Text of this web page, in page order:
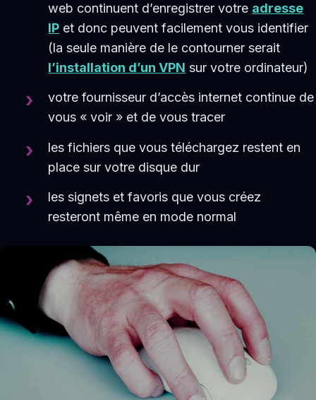
web continuent d’enregistrer votre adresse
IP et donc peuvent facilement vous identifier
(la seule manière de le contourner serait
l’installation d’un VPN sur votre ordinateur)
votre fournisseur d’accès internet continue de
vous « voir » et de vous tracer
les fichiers que vous téléchargez restent en
place sur votre disque dur
les signets et favoris que vous créez
resteront même en mode normal